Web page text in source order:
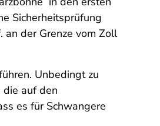
Sicherheitsprüfung
an der Grenze vom Zoll
Unbedingt zu
die auf den
es für Schwangere